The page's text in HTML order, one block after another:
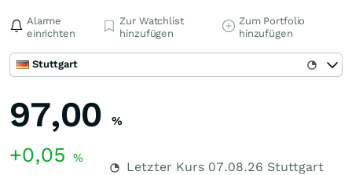
Alarme
einrichten
Zur Watchlist
hinzufügen
Zum Portfolio
hinzufügen
Stuttgart
97,00 %
+0,05 %
Letzter Kurs 07.08.26 Stuttgart